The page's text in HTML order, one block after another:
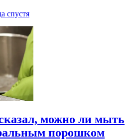
спустя
можно ли мыть
порошком